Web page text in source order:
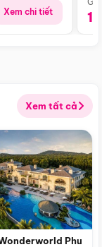
Xem chi tiết
Xem tất cả
Phu